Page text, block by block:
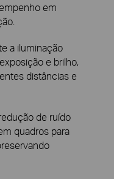
em
a iluminação
e brilho,
distâncias e
de ruído
quadros para